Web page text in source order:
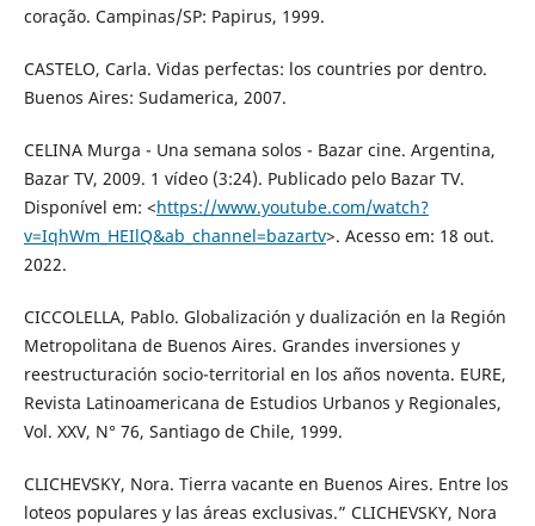
coração. Campinas/SP: Papirus, 1999.
CASTELO, Carla. Vidas perfectas: los countries por dentro.
Buenos Aires: Sudamerica, 2007.
CELINA Murga - Una semana solos - Bazar cine. Argentina,
Bazar TV, 2009. 1 vídeo (3:24). Publicado pelo Bazar TV.
Disponível em: <https://www.youtube.com/watch?
v=IqhWm_HEIlQ&ab_channel=bazartv>. Acesso em: 18 out.
2022.
CICCOLELLA, Pablo. Globalización y dualización en la Región
Metropolitana de Buenos Aires. Grandes inversiones y
reestructuración socio-territorial en los años noventa. EURE,
Revista Latinoamericana de Estudios Urbanos y Regionales,
Vol. XXV, N° 76, Santiago de Chile, 1999.
CLICHEVSKY, Nora. Tierra vacante en Buenos Aires. Entre los
loteos populares y las áreas exclusivas.” CLICHEVSKY, Nora